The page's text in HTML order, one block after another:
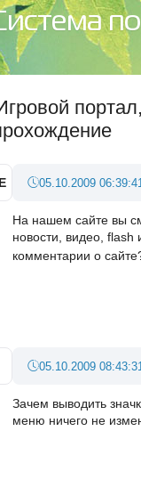
05.10.2009 06:39:41
На нашем сайте вы
новости, видео,
комментарии о
05.10.2009 08:43:31
Зачем выводить
меню ничего не